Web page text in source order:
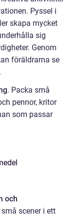
Pyssel i
skapa mycket
sig
Genom
föräldrarna se
. Packa små
pennor, kritor
som passar
och
scener i ett